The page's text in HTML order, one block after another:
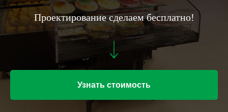
Проектирование сделаем бесплатно!
Узнать стоимость